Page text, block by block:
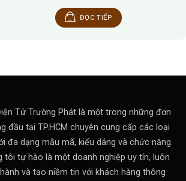
ĐỌC TIẾP
Tử Trường Phát là một trong những đơn
đầu tại TP.HCM chuyên cung cấp các loại
đa dạng mẫu mã, kiểu dáng và chức năng.
tôi tự hào là một doanh nghiệp uy tín, luôn
và tạo niềm tin với khách hàng thông